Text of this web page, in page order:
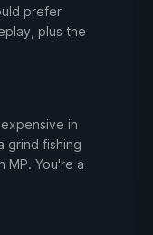
prefer
plus the
in
grind fishing
MP. You're a